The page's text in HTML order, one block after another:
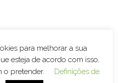
para melhorar a sua
esteja de acordo com isso,
o pretender.
Definições de